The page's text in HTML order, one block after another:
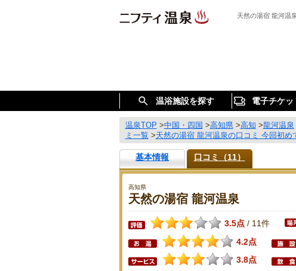
天然の湯宿 龍河温
温浴施設を探す 電子チケ
温泉TOP >中国・四国 >高知県>高知 >龍河温泉
ミ一覧 >天然の湯宿 龍河温泉の口コミ 今回初
基本情報 口コミ（11）
高知県
天然の湯宿 龍河温泉
3.5点 / 11件
4.2点
3.8点